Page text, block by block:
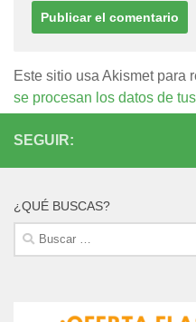
Este sitio usa Akismet para
se procesan los datos de
SEGUIR:
¿QUÉ BUSCAS?
Buscar: